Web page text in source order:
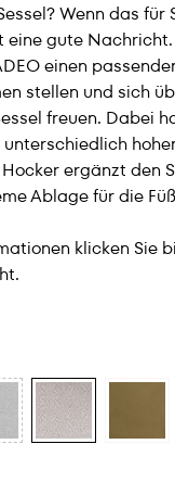
Wenn das
gute Nachricht.
einen
stellen und sich
freuen. Dabei
ergänzt den
Ablage für die
klicken Sie